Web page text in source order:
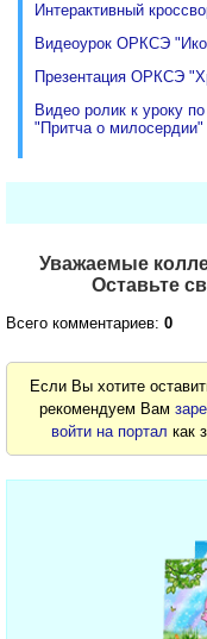
Интерактивный
Видеоурок ОРКСЭ
Презентация ОРКСЭ
Видео ролик к уроку
"Притча о милосердии"
Уважаемые
Оставьте
Всего комментариев: 0
Если Вы хотите
рекомендуем Вам
войти на портал как